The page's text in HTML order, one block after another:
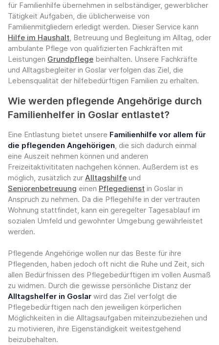
für Familienhilfe übernehmen in selbständiger, gewerblicher
Tätigkeit Aufgaben, die üblicherweise von
Familienmitgliedern erledigt werden. Dieser Service kann
Hilfe im Haushalt, Betreuung und Begleitung im Alltag, oder
ambulante Pflege von qualifizierten Fachkräften mit
Leistungen Grundpflege beinhalten. Unsere Fachkräfte
und Alltagsbegleiter in Goslar verfolgen das Ziel, die
Lebensqualität der hilfebedürftigen Familien zu erhalten.
Wie werden pflegende Angehörige durch
Familienhelfer in Goslar entlastet?
Eine Entlastung bietet unsere Familienhilfe vor allem für
die pflegenden Angehörigen, die sich dadurch einmal
eine Auszeit nehmen können und anderen
Freizeitaktivititaten nachgehen können. Außerdem ist es
möglich, zusätzlich zur Alltagshilfe und
Seniorenbetreuung einen Pflegedienst in Goslar in
Anspruch zu nehmen. Da die Pflegehilfe in der vertrauten
Wohnung stattfindet, kann ein geregelter Tagesablauf im
sozialen Umfeld und gewohnter Umgebung gewährleistet
werden.
Pflegende Angehörige wollen nur das Beste für ihre
Pflegenden, haben jedoch oft nicht die Ruhe und Zeit, sich
allen Bedürfnissen des Pflegebedürftigen im vollen Ausmaß
zu widmen. Durch die gewisse persönliche Distanz der
Alltagshelfer in Goslar wird das Ziel verfolgt die
Pflegebedürftigen nach den jeweiligen körperlichen
Möglichkeiten in die Alltagsaufgaben miteinzubeziehen und
zu motivieren, ihre Eigenständigkeit weitestgehend
beizubehalten.